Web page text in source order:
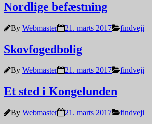
Nordlige befæstning
By Webmaster 21. marts 2017 findveji
Skovfogedbolig
By Webmaster 21. marts 2017 findveji
Et sted i Kongelunden
By Webmaster 21. marts 2017
findveji